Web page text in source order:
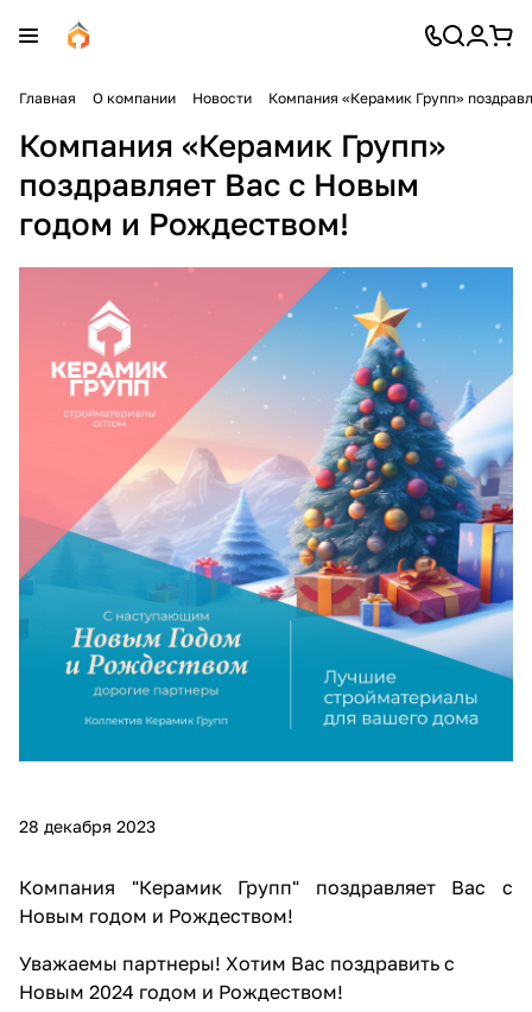
Главная О компании Новости Компания «Керамик Групп»
Компания «Керамик Групп»
поздравляет Вас с Новым
годом и Рождеством!
28 декабря 2023
Компания "Керамик Групп" поздравляет Вас с
Новым годом и Рождеством!
Уважаемы партнеры! Хотим Вас поздравить с
Новым 2024 годом и Рождеством!